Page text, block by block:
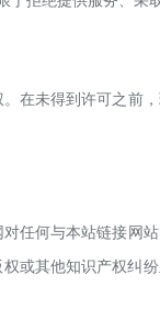
在未得到许可之前，
任何与本站链接网
或其他知识产权纠纷